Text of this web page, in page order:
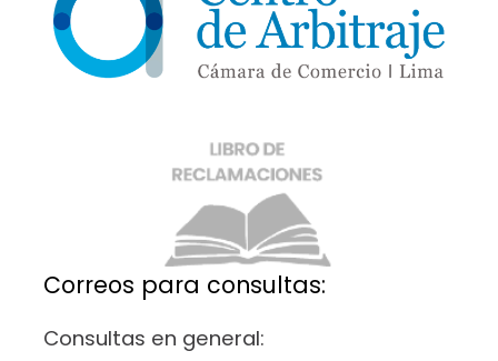
Correos para consultas:
Consultas en general: